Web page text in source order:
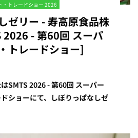
・トレードショー 2026
ゼリー - 寿高原食品株
2026 - 第60回 スーパ
トレードショー]
SMTS 2026 - 第60回 スーパー
ショーにて、しぼりっぱなしゼ